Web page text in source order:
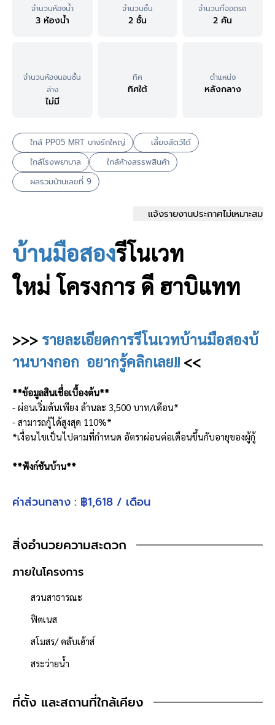
จำนวนห้องน้ำ
3 ห้องน้ำ
จำนวนชั้น
2 ชั้น
จำนวนที่จอดรถ
2 คัน
จำนวนห้องนอนชั้น
ล่าง
ไม่มี
ทิศ
ทิศใต้
ตำแหน่ง
หลังกลาง
ใกล้ PP05 MRT บางรักใหญ่
เลี้ยงสัตว์ได้
ใกล้โรงพยาบาล
ใกล้ห้างสรรพสินค้า
ผลรวมบ้านเลขที่ 9
แจ้งรายงานประกาศไม่เหมาะสม
บ้านมือสองรีโนเวท
ใหม่ โครงการ ดี ฮาบิแทท
>>> รายละเอียดการรีโนเวทบ้านมือสองบ้
านบางกอก อยากรู้คลิกเลย!! <<
**ข้อมูลสินเชื่อเบื้องต้น**
- ผ่อนเริ่มต้นเพียง ล้านละ 3,500 บาท/เดือน*
- สามารถกู้ได้สูงสุด 110%*
*เงื่อนไขเป็นไปตามที่กำหนด อัตราผ่อนต่อเดือนขึ้นกับอายุของผู้กู้
**ฟังก์ชันบ้าน**
ห้องน้ำ : 3 ห้อง
ระบบประปา
- ถังดักไขมัน
- บ่อพัก-ท่อน้ำทิ้งภายนอกอาคาร
- ตู้ควบคุม
- สายไฟฟ้าภายในอาคาร
- ดวงโคม+หลอดไฟ
ค่าส่วนกลาง : ฿1,618 / เดือน
สิ่งอำนวยความสะดวก
ภายในโครงการ
สวนสาธารณะ
ฟิตเนส
สโมสร/ คลับเฮ้าส์
สระว่ายน้ำ
ที่ตั้ง และสถานที่ใกล้เคียง